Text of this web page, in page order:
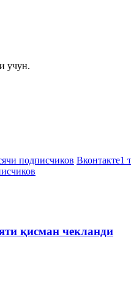
учун.
подписчиков Вконтакте1
қисман чекланди